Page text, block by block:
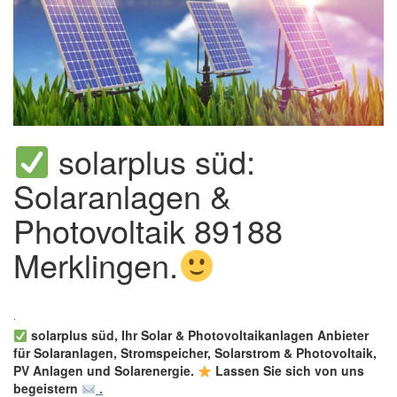
solarplus süd:
Solaranlagen &
Photovoltaik 89188
Merklingen.
solarplus süd, Ihr Solar & Photovoltaikanlagen Anbieter
für Solaranlagen, Stromspeicher, Solarstrom & Photovoltaik,
PV Anlagen und Solarenergie.
Lassen Sie sich von uns
begeistern
.